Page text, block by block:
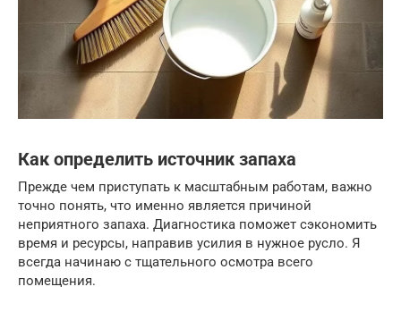
Как определить источник запаха
Прежде чем приступать к масштабным работам, важно
точно понять, что именно является причиной
неприятного запаха. Диагностика поможет сэкономить
время и ресурсы, направив усилия в нужное русло. Я
всегда начинаю с тщательного осмотра всего
помещения.